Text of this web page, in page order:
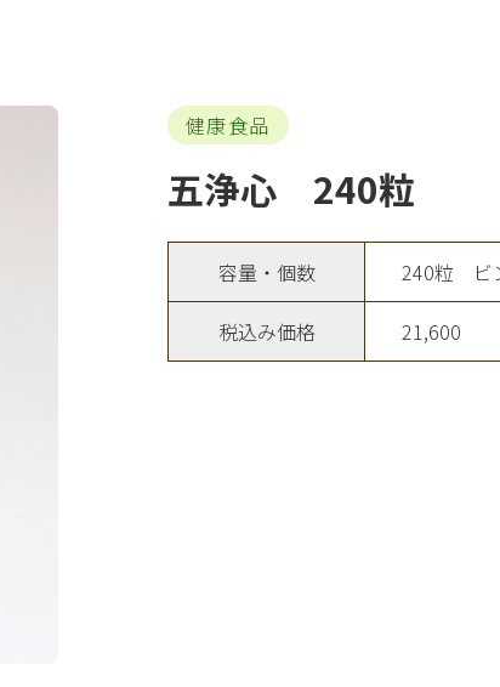
健康食品
五浄心 240粒
容量・個数 240粒 ビ
税込み価格 21,600